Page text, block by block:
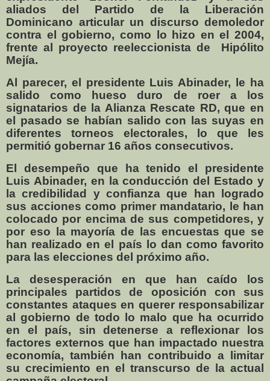
aliados del Partido de la Liberación
Dominicano articular un discurso demoledor
contra el gobierno, como lo hizo en el 2004,
frente al proyecto reeleccionista de Hipólito
Mejía.
Al parecer, el presidente Luis Abinader, le ha
salido como hueso duro de roer a los
signatarios de la Alianza Rescate RD, que en
el pasado se habían salido con las suyas en
diferentes torneos electorales, lo que les
permitió gobernar 16 años consecutivos.
El desempeño que ha tenido el presidente
Luis Abinader, en la conducción del Estado y
la credibilidad y confianza que han logrado
sus acciones como primer mandatario, le han
colocado por encima de sus competidores, y
por eso la mayoría de las encuestas que se
han realizado en el país lo dan como favorito
para las elecciones del próximo año.
La desesperación en que han caído los
principales partidos de oposición con sus
constantes ataques en querer responsabilizar
al gobierno de todo lo malo que ha ocurrido
en el país, sin detenerse a reflexionar los
factores externos que han impactado nuestra
economía, también han contribuido a limitar
su crecimiento en el transcurso de la actual